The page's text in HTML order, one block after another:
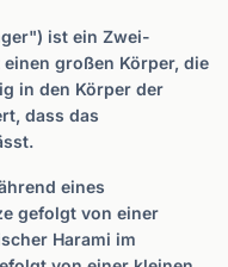
ist ein Zwei-
großen Körper, die
in den Körper der
dass das
eines
gefolgt von einer
Harami im